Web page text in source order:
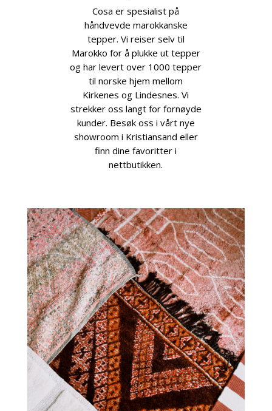
Cosa er spesialist på
håndvevde marokkanske
tepper. Vi reiser selv til
Marokko for å plukke ut tepper
og har levert over 1000 tepper
til norske hjem mellom
Kirkenes og Lindesnes. Vi
strekker oss langt for fornøyde
kunder. Besøk oss i vårt nye
showroom i Kristiansand eller
finn dine favoritter i
nettbutikken.